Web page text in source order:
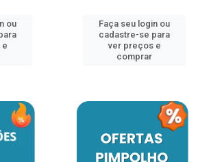
ou
e
Faça seu login ou
cadastre-se para
ver preços e
comprar